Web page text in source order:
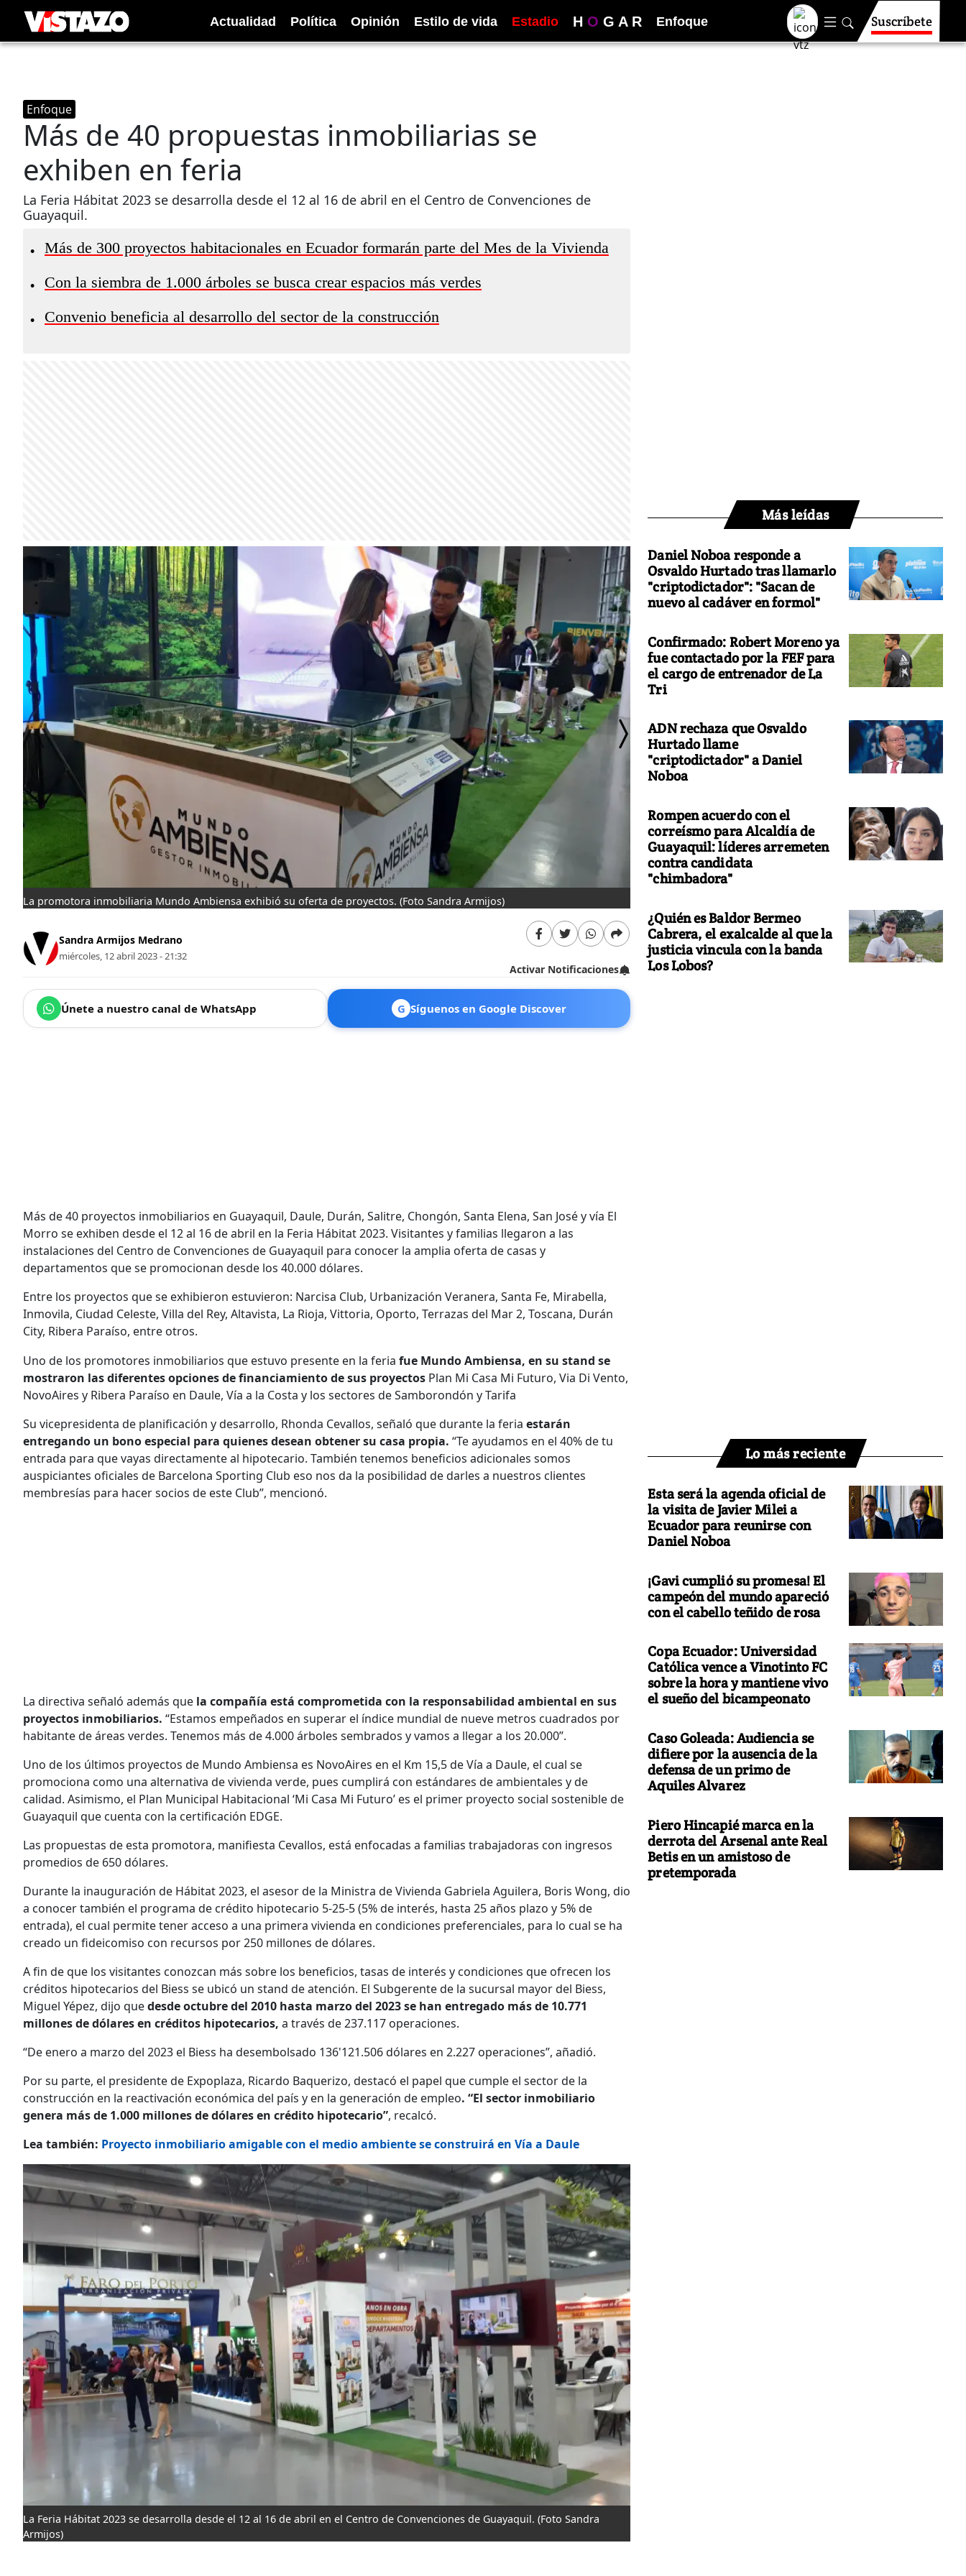
Actualidad Política Opinión Estilo de vida Estadio H O G A R Enfoque Suscríbete
Enfoque
Más de 40 propuestas inmobiliarias se
exhiben en feria
La Feria Hábitat 2023 se desarrolla desde el 12 al 16 de abril en el Centro de Convenciones de
Guayaquil.
• Más de 300 proyectos habitacionales en Ecuador formarán parte del Mes de la Vivienda
• Con la siembra de 1.000 árboles se busca crear espacios más verdes
• Convenio beneficia al desarrollo del sector de la construcción
La promotora inmobiliaria Mundo Ambiensa exhibió su oferta de proyectos. (Foto Sandra Armijos)
Sandra Armijos Medrano
miércoles, 12 abril 2023 - 21:32
Activar Notificaciones
Únete a nuestro canal de WhatsApp G Síguenos en Google Discover
Más de 40 proyectos inmobiliarios en Guayaquil, Daule, Durán, Salitre, Chongón, Santa Elena, San José y vía El
Morro se exhiben desde el 12 al 16 de abril en la Feria Hábitat 2023. Visitantes y familias llegaron a las
instalaciones del Centro de Convenciones de Guayaquil para conocer la amplia oferta de casas y
departamentos que se promocionan desde los 40.000 dólares.
Entre los proyectos que se exhibieron estuvieron: Narcisa Club, Urbanización Veranera, Santa Fe, Mirabella,
Inmovila, Ciudad Celeste, Villa del Rey, Altavista, La Rioja, Vittoria, Oporto, Terrazas del Mar 2, Toscana, Durán
City, Ribera Paraíso, entre otros.
Uno de los promotores inmobiliarios que estuvo presente en la feria fue Mundo Ambiensa, en su stand se
mostraron las diferentes opciones de financiamiento de sus proyectos Plan Mi Casa Mi Futuro, Via Di Vento,
NovoAires y Ribera Paraíso en Daule, Vía a la Costa y los sectores de Samborondón y Tarifa
Su vicepresidenta de planificación y desarrollo, Rhonda Cevallos, señaló que durante la feria estarán
entregando un bono especial para quienes desean obtener su casa propia. “Te ayudamos en el 40% de tu
entrada para que vayas directamente al hipotecario. También tenemos beneficios adicionales somos
auspiciantes oficiales de Barcelona Sporting Club eso nos da la posibilidad de darles a nuestros clientes
membresías para hacer socios de este Club”, mencionó.
La directiva señaló además que la compañía está comprometida con la responsabilidad ambiental en sus
proyectos inmobiliarios. “Estamos empeñados en superar el índice mundial de nueve metros cuadrados por
habitante de áreas verdes. Tenemos más de 4.000 árboles sembrados y vamos a llegar a los 20.000”.
Uno de los últimos proyectos de Mundo Ambiensa es NovoAires en el Km 15,5 de Vía a Daule, el cual se
promociona como una alternativa de vivienda verde, pues cumplirá con estándares de ambientales y de
calidad. Asimismo, el Plan Municipal Habitacional ‘Mi Casa Mi Futuro’ es el primer proyecto social sostenible de
Guayaquil que cuenta con la certificación EDGE.
Las propuestas de esta promotora, manifiesta Cevallos, está enfocadas a familias trabajadoras con ingresos
promedios de 650 dólares.
Durante la inauguración de Hábitat 2023, el asesor de la Ministra de Vivienda Gabriela Aguilera, Boris Wong, dio
a conocer también el programa de crédito hipotecario 5-25-5 (5% de interés, hasta 25 años plazo y 5% de
entrada), el cual permite tener acceso a una primera vivienda en condiciones preferenciales, para lo cual se ha
creado un fideicomiso con recursos por 250 millones de dólares.
A fin de que los visitantes conozcan más sobre los beneficios, tasas de interés y condiciones que ofrecen los
créditos hipotecarios del Biess se ubicó un stand de atención. El Subgerente de la sucursal mayor del Biess,
Miguel Yépez, dijo quedesde octubre del 2010 hasta marzo del 2023 se han entregado más de 10.771
millones de dólares en créditos hipotecarios, a través de 237.117 operaciones.
“De enero a marzo del 2023 el Biess ha desembolsado 136'121.506 dólares en 2.227 operaciones”, añadió.
Por su parte, el presidente de Expoplaza, Ricardo Baquerizo, destacó el papel que cumple el sector de la
construcción en la reactivación económica del país y en la generación de empleo. “El sector inmobiliario
genera más de 1.000 millones de dólares en crédito hipotecario”, recalcó.
Lea también: Proyecto inmobiliario amigable con el medio ambiente se construirá en Vía a Daule
La Feria Hábitat 2023 se desarrolla desde el 12 al 16 de abril en el Centro de Convenciones de Guayaquil. (Foto Sandra
Armijos)
Más leídas
Daniel Noboa responde a
Osvaldo Hurtado tras llamarlo
"criptodictador": "Sacan de
nuevo al cadáver en formol"
Confirmado: Robert Moreno ya
fue contactado por la FEF para
el cargo de entrenador de La
Tri
ADN rechaza que Osvaldo
Hurtado llame
"criptodictador" a Daniel
Noboa
Rompen acuerdo con el
correísmo para Alcaldía de
Guayaquil: líderes arremeten
contra candidata
"chimbadora"
¿Quién es Baldor Bermeo
Cabrera, el exalcalde al que la
justicia vincula con la banda
Los Lobos?
Lo más reciente
Esta será la agenda oficial de
la visita de Javier Milei a
Ecuador para reunirse con
Daniel Noboa
¡Gavi cumplió su promesa! El
campeón del mundo apareció
con el cabello teñido de rosa
Copa Ecuador: Universidad
Católica vence a Vinotinto FC
sobre la hora y mantiene vivo
el sueño del bicampeonato
Caso Goleada: Audiencia se
difiere por la ausencia de la
defensa de un primo de
Aquiles Alvarez
Piero Hincapié marca en la
derrota del Arsenal ante Real
Betis en un amistoso de
pretemporada